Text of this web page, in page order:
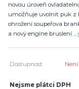
novou úroveň
umožňuje uvolnit puk z
ohrožení soupeřova
a nový engine bruslení ...
Dostupnost
Nejsme plátci DPH